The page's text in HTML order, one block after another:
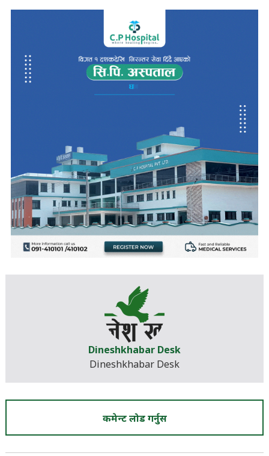
Dineshkhabar Desk
Dineshkhabar Desk
कमेन्ट लोड गर्नुस